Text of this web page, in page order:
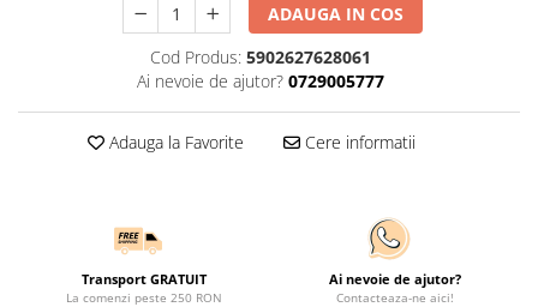
ADAUGA IN COS
Cod Produs: 5902627628061
Ai nevoie de ajutor? 0729005777
Adauga la Favorite Cere informatii
Transport GRATUIT
La comenzi peste 250 RON
Ai nevoie de ajutor?
Contacteaza-ne aici!